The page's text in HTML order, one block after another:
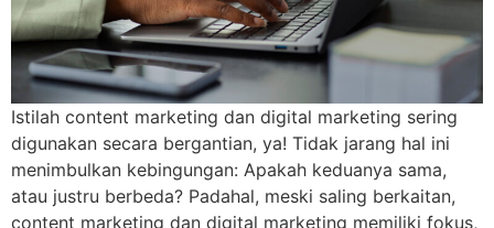
Istilah content marketing dan digital marketing sering
digunakan secara bergantian, ya! Tidak jarang hal ini
menimbulkan kebingungan: Apakah keduanya sama,
atau justru berbeda? Padahal, meski saling berkaitan,
content marketing dan digital marketing memiliki fokus,